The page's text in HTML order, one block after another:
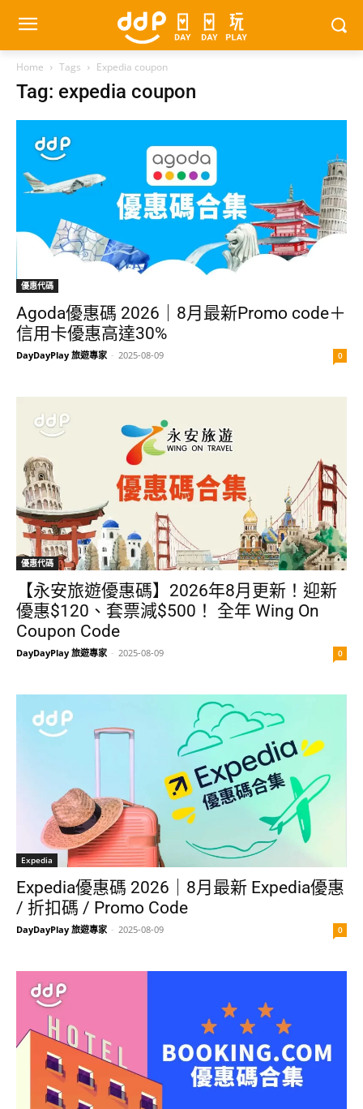
Home Tags Expedia coupon
Tag: expedia coupon
優惠代碼
Agoda優惠碼 2026｜8月最新Promo code＋
信用卡優惠高達30%
DayDayPlay 旅遊專家 - 2025-08-09 0
優惠代碼
【永安旅遊優惠碼】2026年8月更新！迎新
優惠$120、套票減$500！ 全年 Wing On
Coupon Code
DayDayPlay 旅遊專家 - 2025-08-09 0
Expedia
Expedia優惠碼 2026｜8月最新 Expedia優惠
/ 折扣碼 / Promo Code
DayDayPlay 旅遊專家 - 2025-08-09 0